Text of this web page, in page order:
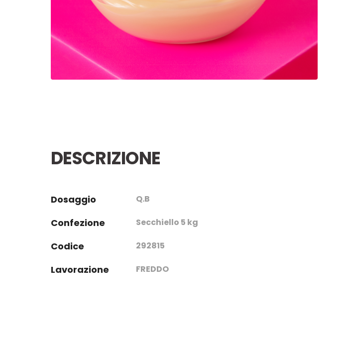
DESCRIZIONE
Dosaggio Q.B
Confezione Secchiello 5 kg
Codice 292815
Lavorazione FREDDO